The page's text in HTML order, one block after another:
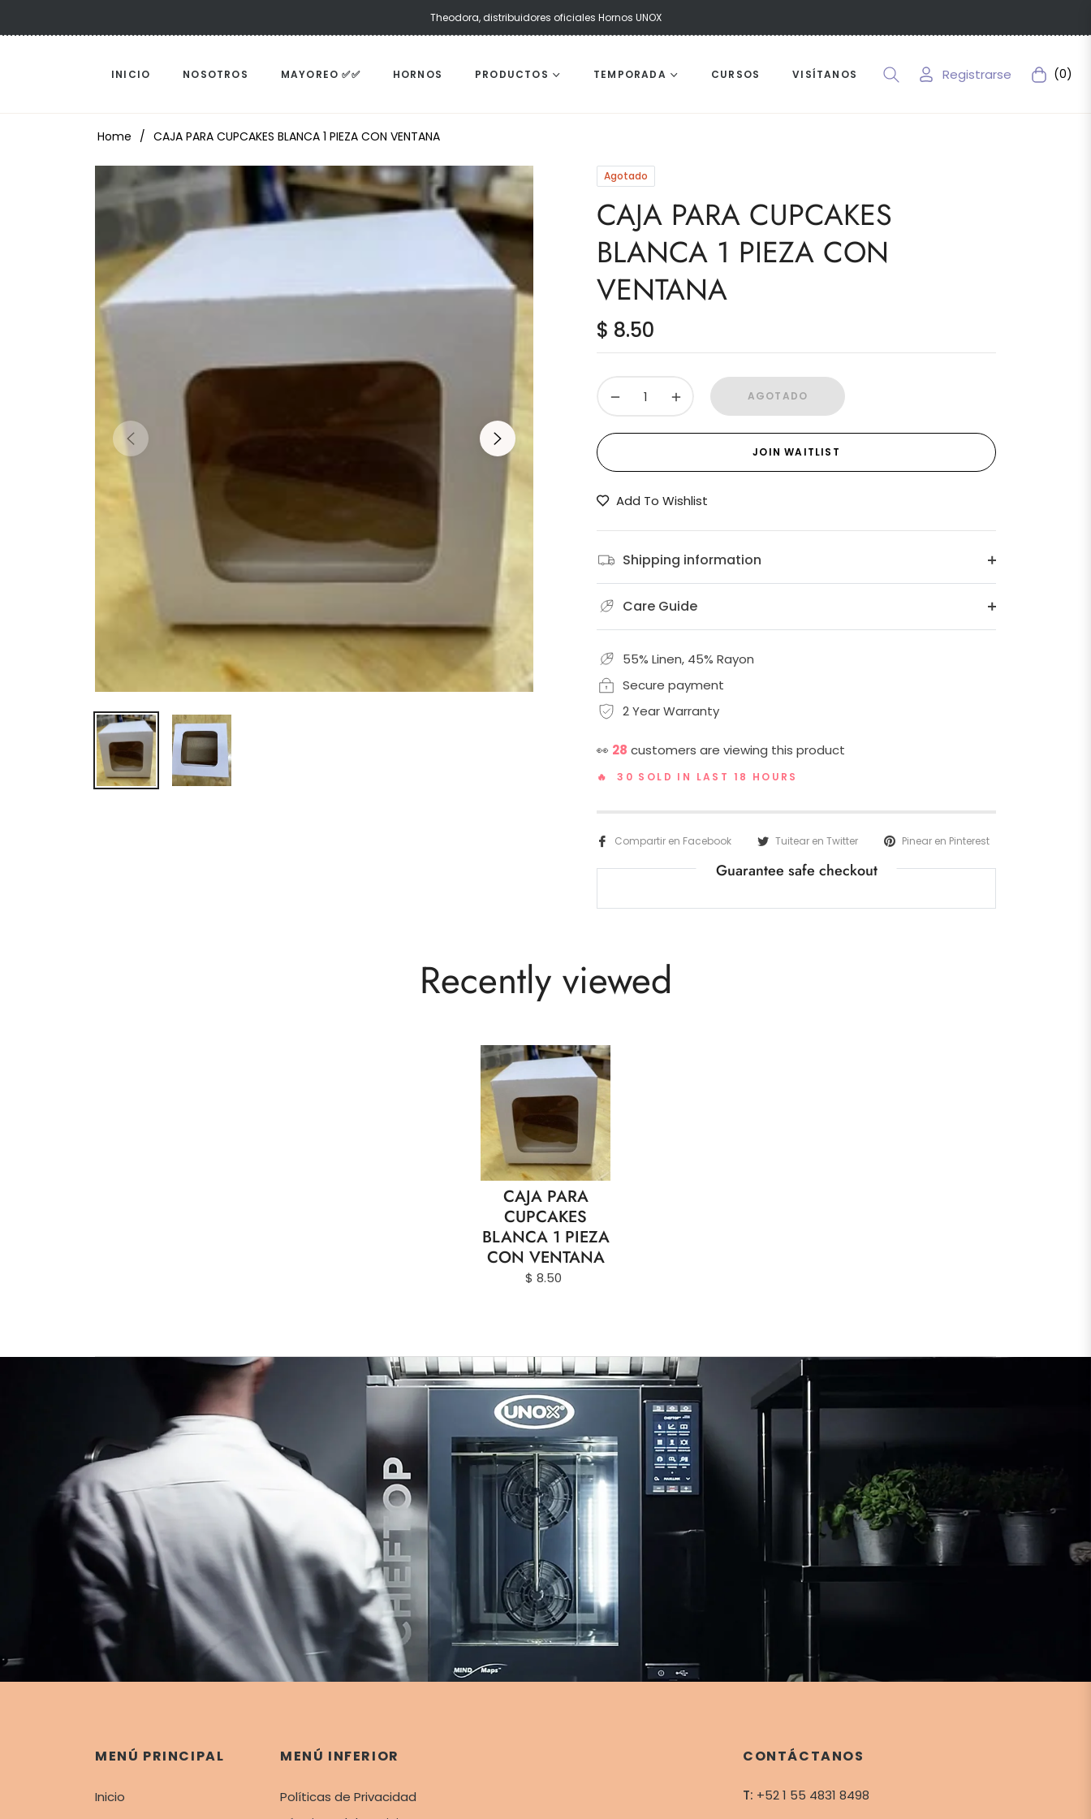
Theodora, distribuidores oficiales Hornos UNOX
INICIO NOSOTROS MAYOREO ✅✅ HORNOS PRODUCTOS TEMPORADA CURSOS VISÍTANOS Registrarse Carrito
(0)
Home / CAJA PARA CUPCAKES BLANCA 1 PIEZA CON VENTANA
Agotado
CAJA PARA CUPCAKES
BLANCA 1 PIEZA CON
VENTANA
Precio
habitual
$ 8.50
− + AGOTADO
JOIN WAITLIST
Add To Wishlist
Shipping information
Care Guide
55% Linen, 45% Rayon
Secure payment
2 Year Warranty
👀 17 customers are viewing this product
🔥 30 SOLD IN LAST 18 HOURS
Compartir en Facebook Tuitear en Twitter Pinear en Pinterest
Guarantee safe checkout
Recently viewed
CAJA PARA
CUPCAKES
BLANCA 1 PIEZA
CON VENTANA
$ 8.50
MENÚ PRINCIPAL
Inicio
MENÚ INFERIOR
Políticas de Privacidad
CONTÁCTANOS
T: +52 1 55 4831 8498